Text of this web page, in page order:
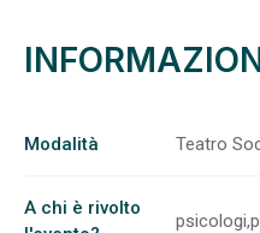
Modalità Teatro
A chi è rivolto